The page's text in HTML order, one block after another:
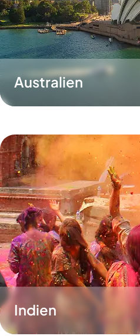
Australien
Indien